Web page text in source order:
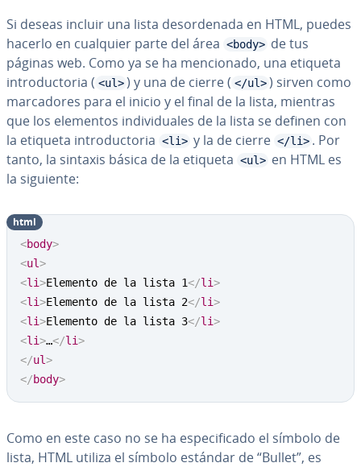
Si deseas incluir una lista des­or­de­na­da en HTML, puedes
hacerlo en cualquier parte del área <body> de tus
páginas web. Como ya se ha me­n­cio­na­do, una etiqueta
in­tro­du­c­to­ria ( <ul> ) y una de cierre ( </ul> ) sirven como
ma­r­ca­do­res para el inicio y el final de la lista, mientras
que los elementos in­di­vi­dua­les de la lista se definen con
la etiqueta in­tro­du­c­to­ria <li> y la de cierre </li> . Por
tanto, la sintaxis básica de la etiqueta <ul> en HTML es
la siguiente:
<body>
<ul>
<li>Elemento de la lista 1</li>
<li>Elemento de la lista 2</li>
<li>Elemento de la lista 3</li>
<li>…</li>
</ul>
</body>
html
Como en este caso no se ha es­pe­ci­fi­ca­do el símbolo de
lista, HTML utiliza el símbolo estándar de “Bullet”, es